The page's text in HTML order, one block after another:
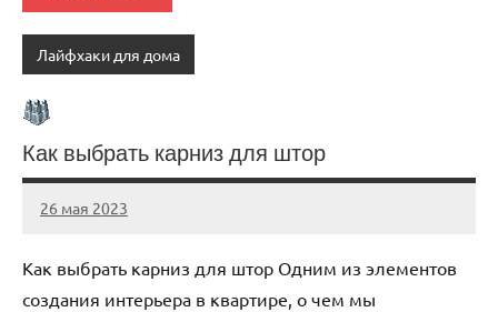
Лайфхаки для дома
Как выбрать карниз для штор
26 мая 2023
organic63_ru
Нет
Как выбрать карниз для штор Одним из элементов
создания интерьера в квартире, о чем мы